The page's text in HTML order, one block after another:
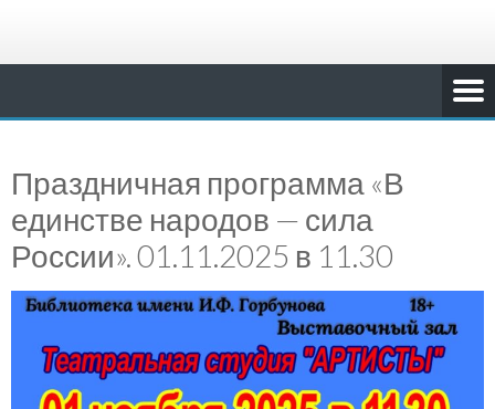
Праздничная программа «В
единстве народов — сила
России». 01.11.2025 в 11.30